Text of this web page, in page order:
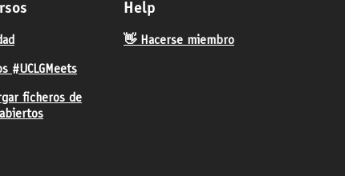
#UCLGMeets
ficheros de
Help
👋 Hacerse miembro